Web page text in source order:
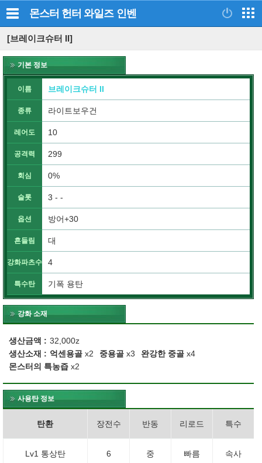
몬스터 헌터 와일즈 인벤
[브레이크슈터 II]
기본 정보
이름 브레이크슈터 II
종류 라이트보우건
레어도 10
공격력 299
회심 0%
슬롯 3 - -
옵션 방어+30
흔들림 대
강화파츠수 4
특수탄 기폭 용탄
강화 소재
생산금액
32,000z
생산소재
억센용골 x2 중용골 x3 완강한 중골 x4
몬스터의 특농즙 x2
사용탄 정보
탄환 장전수 반동 리로드 특수
Lv1 통상탄 6 중 빠름 속사